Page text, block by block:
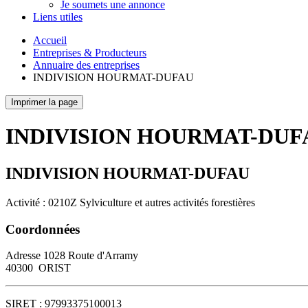
Je soumets une annonce
Liens utiles
Accueil
Entreprises & Producteurs
Annuaire des entreprises
INDIVISION HOURMAT-DUFAU
Imprimer la page
INDIVISION HOURMAT-
INDIVISION HOURMAT-DUFAU
Activité : 0210Z Sylviculture et autres activités forestières
Coordonnées
Adresse 1028 Route d'Arramy
40300 ORIST
SIRET : 97993375100013